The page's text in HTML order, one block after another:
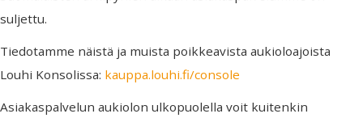
suljettu.
Tiedotamme näistä ja muista poikkeavista aukioloajoista
Louhi Konsolissa: kauppa.louhi.fi/console
Asiakaspalvelun aukiolon ulkopuolella voit kuitenkin